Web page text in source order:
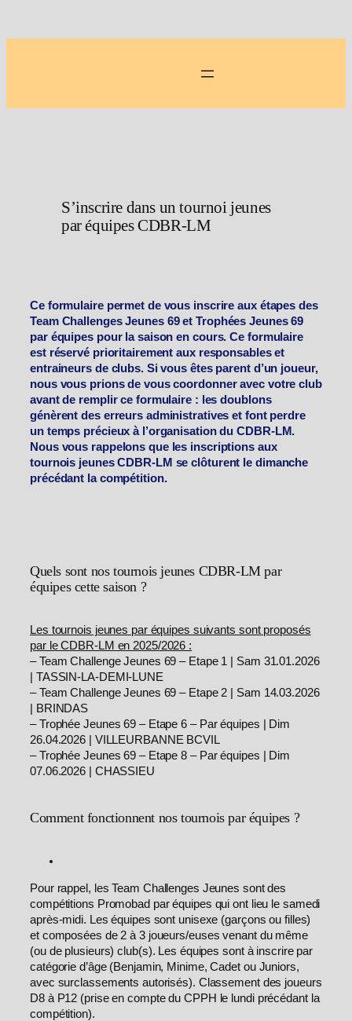
S’inscrire dans un tournoi jeunes
par équipes CDBR-LM
Ce formulaire permet de vous inscrire aux étapes des
Team Challenges Jeunes 69 et Trophées Jeunes 69
par équipes pour la saison en cours. Ce formulaire
est réservé prioritairement aux responsables et
entraineurs de clubs. Si vous êtes parent d’un joueur,
nous vous prions de vous coordonner avec votre club
avant de remplir ce formulaire : les doublons
génèrent des erreurs administratives et font perdre
un temps précieux à l’organisation du CDBR-LM.
Nous vous rappelons que les inscriptions aux
tournois jeunes CDBR-LM se clôturent le dimanche
précédant la compétition.
Quels sont nos tournois jeunes CDBR-LM par
équipes cette saison ?
Les tournois jeunes par équipes suivants sont proposés
par le CDBR-LM en 2025/2026 :
– Team Challenge Jeunes 69 – Etape 1 | Sam 31.01.2026
| TASSIN-LA-DEMI-LUNE
– Team Challenge Jeunes 69 – Etape 2 | Sam 14.03.2026
| BRINDAS
– Trophée Jeunes 69 – Etape 6 – Par équipes | Dim
26.04.2026 | VILLEURBANNE BCVIL
– Trophée Jeunes 69 – Etape 8 – Par équipes | Dim
07.06.2026 | CHASSIEU
Comment fonctionnent nos tournois par équipes ?
Pour rappel, les Team Challenges Jeunes sont des
compétitions Promobad par équipes qui ont lieu le samedi
après-midi. Les équipes sont unisexe (garçons ou filles)
et composées de 2 à 3 joueurs/euses venant du même
(ou de plusieurs) club(s). Les équipes sont à inscrire par
catégorie d’âge (Benjamin, Minime, Cadet ou Juniors,
avec surclassements autorisés). Classement des joueurs
D8 à P12 (prise en compte du CPPH le lundi précédant la
compétition).